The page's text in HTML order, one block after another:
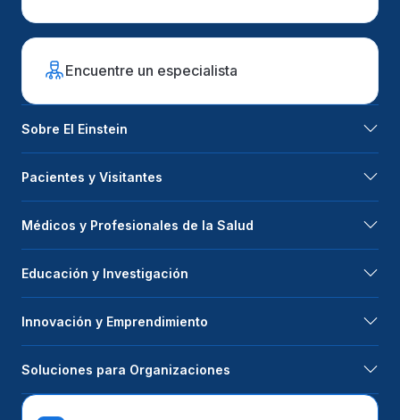
Encuentre un especialista
Sobre El Einstein
Pacientes y Visitantes
Médicos y Profesionales de la Salud
Educación y Investigación
Innovación y Emprendimiento
Soluciones para Organizaciones